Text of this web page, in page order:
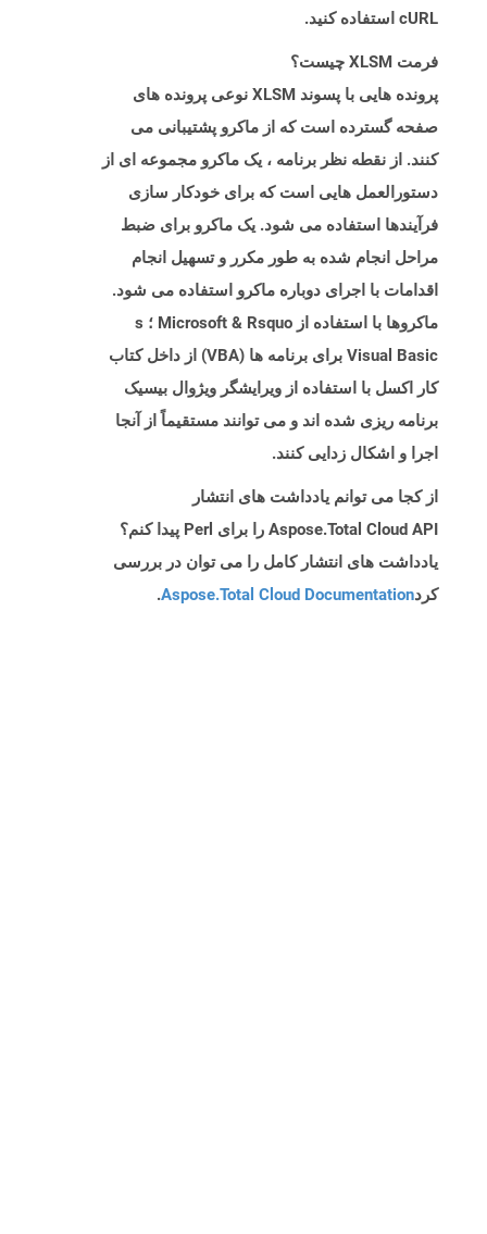
cURL استفاده کنید.
فرمت XLSM چیست؟
پرونده هایی با پسوند XLSM نوعی پرونده های
صفحه گسترده است که از ماکرو پشتیبانی می
کنند. از نقطه نظر برنامه ، یک ماکرو مجموعه ای از
دستورالعمل هایی است که برای خودکار سازی
فرآیندها استفاده می شود. یک ماکرو برای ضبط
مراحل انجام شده به طور مکرر و تسهیل انجام
اقدامات با اجرای دوباره ماکرو استفاده می شود.
ماکروها با استفاده از Microsoft & Rsquo ؛ s
Visual Basic برای برنامه ها (VBA) از داخل کتاب
کار اکسل با استفاده از ویرایشگر ویژوال بیسیک
برنامه ریزی شده اند و می توانند مستقیماً از آنجا
اجرا و اشکال زدایی کنند.
از کجا می توانم یادداشت های انتشار
Aspose.Total Cloud API را برای Perl پیدا کنم؟
یادداشت های انتشار کامل را می توان در بررسی
کردAspose.Total Cloud Documentation
.